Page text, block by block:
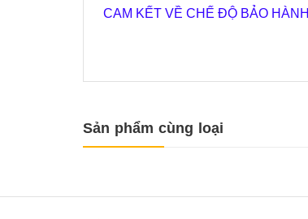
CAM KẾT VỀ CHẾ ĐỘ BẢO HÀNH
Sản phẩm cùng loại